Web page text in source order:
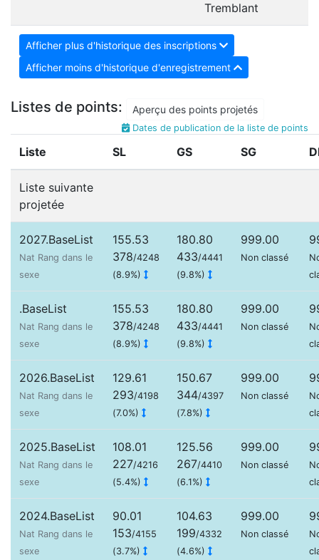
Tremblant
Afficher plus d'historique des inscriptions
Afficher moins d'historique d'enregistrement
Listes de points: Aperçu des points projetés
Dates de publication de la liste de points
Liste SL GS SG
Liste suivante
projetée
2027.BaseList
Nat Rang dans le
sexe
155.53
378/4248
(8.9%)
180.80
433/4441
(9.8%)
999.00
Non classé
.BaseList
Nat Rang dans le
sexe
155.53
378/4248
(8.9%)
180.80
433/4441
(9.8%)
999.00
Non classé
2026.BaseList
Nat Rang dans le
sexe
129.61
293/4198
(7.0%)
150.67
344/4397
(7.8%)
999.00
Non classé
2025.BaseList
Nat Rang dans le
sexe
108.01
227/4216
(5.4%)
125.56
267/4410
(6.1%)
999.00
Non classé
2024.BaseList
Nat Rang dans le
sexe
90.01
153/4155
(3.7%)
104.63
199/4332
(4.6%)
999.00
Non classé